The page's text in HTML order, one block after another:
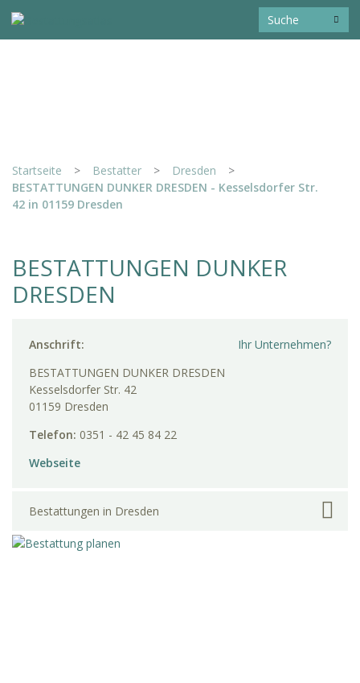
Startseite > Bestatter > Dresden
>
BESTATTUNGEN DUNKER DRESDEN - Kesselsdorfer Str.
42 in 01159 Dresden
BESTATTUNGEN DUNKER
DRESDEN
Ihr Unternehmen?
Anschrift:
BESTATTUNGEN DUNKER DRESDEN
Kesselsdorfer Str. 42
01159 Dresden
Telefon: 0351 - 42 45 84 22
Webseite
Bestattungen in Dresden